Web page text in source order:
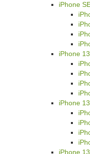
iPhone
iPhone 13
iPhone
iPhone